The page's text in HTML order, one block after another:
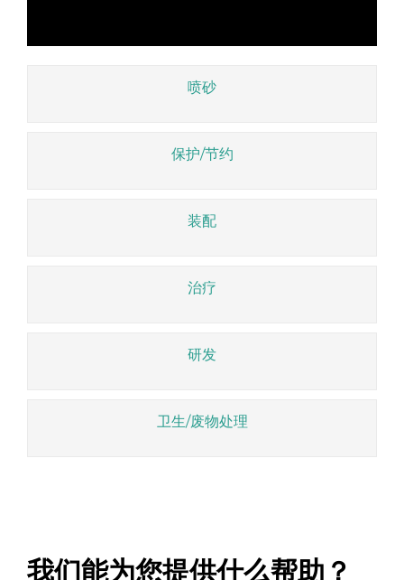
喷砂
保护/节约
装配
治疗
研发
卫生/废物处理
我们能为您提供什么帮助？